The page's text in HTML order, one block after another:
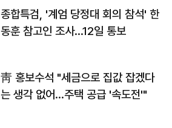
종합특검, '계엄 당정대 회의 참석' 한
동훈 참고인 조사...12일 통보
靑 홍보수석 "세금으로 집값 잡겠다
는 생각 없어…주택 공급 '속도전'"